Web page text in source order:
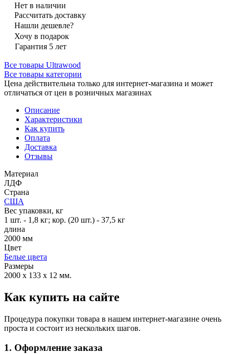
Нет в наличии
Рассчитать доставку
Нашли дешевле?
Хочу в подарок
Гарантия 5 лет
Все товары Ultrawood
Все товары категории
Цена действительна только для интернет-магазина и может
отличаться от цен в розничных магазинах
Описание
Характеристики
Как купить
Оплата
Доставка
Отзывы
Материал
ЛДФ
Страна
США
Вес упаковки, кг
1 шт. - 1,8 кг; кор. (20 шт.) - 37,5 кг
длина
2000 мм
Цвет
Белые цвета
Размеры
2000 x 133 x 12 мм.
Как купить на сайте
Процедура покупки товара в нашем интернет-магазине очень
проста и состоит из нескольких шагов.
1. Оформление заказа